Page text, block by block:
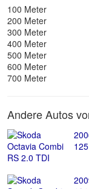
100 Meter
200 Meter
300 Meter
400 Meter
500 Meter
600 Meter
700 Meter
Andere Autos